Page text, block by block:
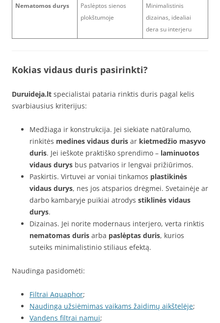
Nematomos durys
Paslėptos sienos
plokštumoje
Minimalistinis
dizainas, idealiai
dera su interjeru
Kokias vidaus duris pasirinkti?
Duruideja.lt specialistai pataria rinktis duris pagal kelis
svarbiausius kriterijus:
Medžiaga ir konstrukcija. Jei siekiate natūralumo,
rinkitės medines vidaus duris ar kietmedžio masyvo
duris. Jei ieškote praktiško sprendimo – laminuotos
vidaus durys bus patvarios ir lengvai prižiūrimos.
Paskirtis. Virtuvei ar voniai tinkamos plastikinės
vidaus durys, nes jos atsparios drėgmei. Svetainėje ar
darbo kambaryje puikiai atrodys stiklinės vidaus
durys.
Dizainas. Jei norite modernaus interjero, verta rinktis
nematomas duris arba paslėptas duris, kurios
suteiks minimalistinio stiliaus efektą.
Naudinga pasidomėti:
Filtrai Aquaphor;
Naudinga užsiėmimas vaikams žaidimų aikštelėje;
Vandens filtrai namui;